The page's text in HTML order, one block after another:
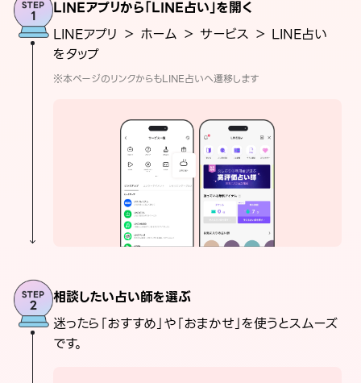
LINEアプリから「LINE占い」を開く
LINEアプリ ＞ ホーム ＞ サービス ＞ LINE占い
をタップ
※本ページのリンクからもLINE占いへ遷移します
相談したい占い師を選ぶ
迷ったら「おすすめ」や「おまかせ」を使うとスムーズ
です。